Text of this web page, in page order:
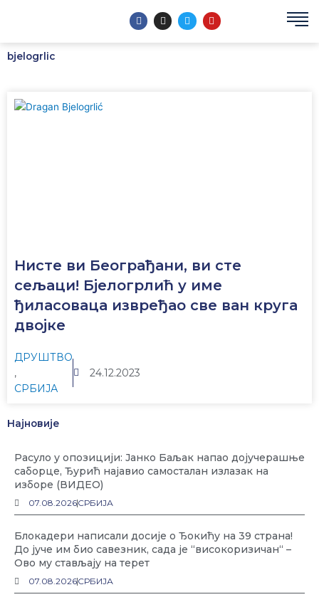
F
a
e
I
n
t
T
w
t
Y
o
t
bjelogrlic
Нисте ви Београђани, ви сте
сељаци! Бјелогрлић у име
ђиласоваца извређао све ван круга
двојке
ДРУШТВО
,
СРБИЈА
24.12.2023
Најновије
Расуло у опозицији: Јанко Баљак напао дојучерашње
саборце, Ђурић најавио самосталан излазак на
изборе (ВИДЕО)
07.08.2026СРБИЈА
Блокадери написали досије о Ђокићу на 39 страна!
До јуче им био савезник, сада је “високоризичан“ –
Ово му стављају на терет
07.08.2026СРБИЈА